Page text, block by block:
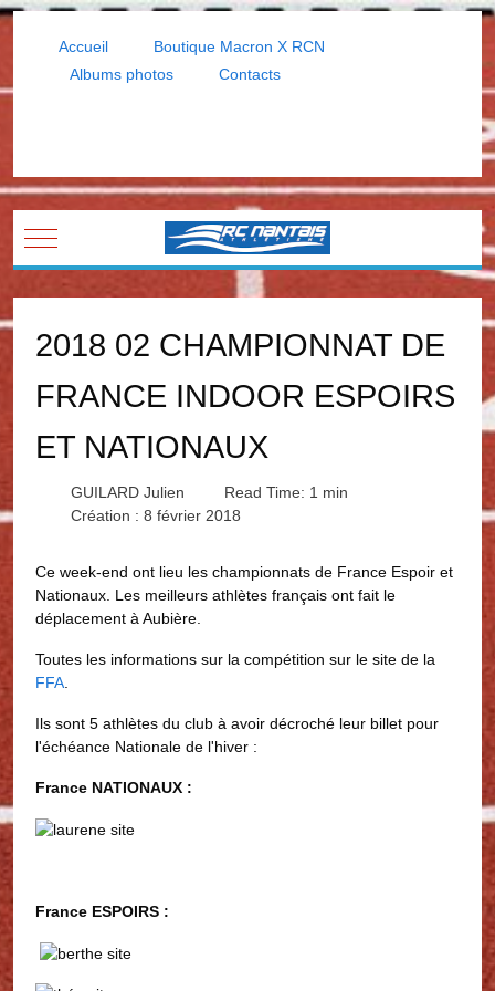
Accueil
Boutique Macron X RCN
Albums photos
Contacts
Mobile Menu Toggle
2018 02 CHAMPIONNAT DE
FRANCE INDOOR ESPOIRS
ET NATIONAUX
GUILARD Julien
Read Time: 1 min
Création : 8 février 2018
Ce week-end ont lieu les championnats de France Espoir et
Nationaux. Les meilleurs athlètes français ont fait le
déplacement à Aubière.
Toutes les informations sur la compétition sur le site de la
FFA
Ils sont 5 athlètes du club à avoir décroché leur billet pour
l'échéance Nationale de l'hiver :
France NATIONAUX :
France ESPOIRS :